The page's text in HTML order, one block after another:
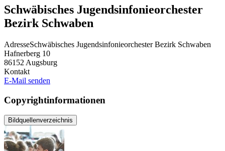
Schwäbisches Jugendsinfonieorchester
Bezirk Schwaben
AdresseSchwäbisches Jugendsinfonieorchester Bezirk Schwaben
Hafnerberg 10
86152 Augsburg
Kontakt
E-Mail senden
Copyrightinformationen
Bildquellenverzeichnis